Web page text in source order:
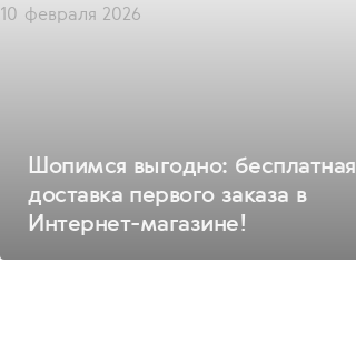
Шопимся выгодно: бесплатная
доставка первого заказа в
Интернет-магазине!
10 февраля 2026